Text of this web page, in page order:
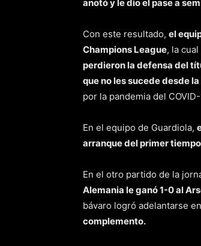
anotó y le dio el pase a
Con este resultado, el
Champions League, la
perdieron la defensa del
que no les sucede desde
por la pandemia del
En el equipo de Guardiola,
arranque del primer
En el otro partido de la
Alemania le ganó 1-0 al
bávaro logró adelantarse
complemento.